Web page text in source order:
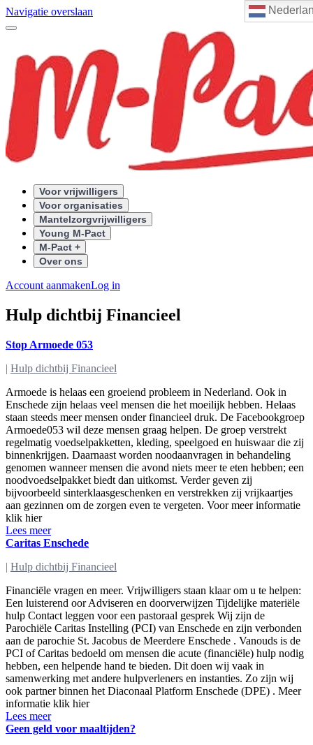
Navigatie overslaan
Voor vrijwilligers
Voor organisaties
Mantelzorgvrijwilligers
Young M-Pact
M-Pact +
Over ons
Account aanmakenLog in
Hulp dichtbij Financieel
Stop Armoede 053
| Hulp dichtbij Financieel
Armoede is helaas een groeiend probleem in Nederland. Ook in
Enschede zijn helaas veel mensen die het moeilijk hebben. Helaas
staan steeds meer mensen onder financieel druk. De Facebookgroep
Armoede053 wil deze mensen graag helpen. De groep verstrekt
regelmatig voedselpakketten, kleding, speelgoed en huiswaar die zij
binnenkrijgen. Daarnaast worden noodaanvragen in behandeling
genomen wanneer mensen die avond niets meer te eten hebben; een
noodvoedselpakket biedt dan uitkomst. Verder geven zij
bijvoorbeeld sinterklaasgeschenken en verstrekken zij vrijkaartjes
aan gezinnen om de zorgen even te vergeten. Voor meer informatie
klik hier
Lees meer
Caritas Enschede
| Hulp dichtbij Financieel
Financiële vragen en meer. Vrijwilligers staan klaar om u te helpen:
Een luisterend oor Adviseren en doorverwijzen Tijdelijke materiële
hulp Contact leggen voor een pastoraal gesprek Wij zijn de
Parochiële Caritas Instelling (PCI) van Enschede en zijn verbonden
aan de parochie St. Jacobus de Meerdere Enschede . Vanouds is de
PCI of Caritas bedoeld om mensen die acute (financiële) hulp nodig
hebben, een helpende hand te bieden. Dit doen wij vaak in
samenwerking met andere hulpverleners en instanties. Zo zijn wij
ook partner binnen het Diaconaal Platform Enschede (DPE) . Meer
informatie klik hier
Lees meer
Geen geld voor maaltijden?